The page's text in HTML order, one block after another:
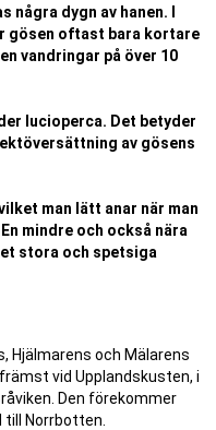
dygn av hanen. I
gösen oftast bara kortare
vandringar på över 10
lucioperca. Det betyder
av gösens
man lätt anar när man
mindre och också nära
stora och spetsiga
Hjälmarens och Mälarens
vid Upplandskusten, i
Den förekommer
Norrbotten.